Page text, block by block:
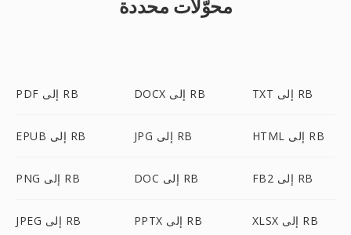
محوّلات محددة
PDF إلى RB DOCX إلى RB TXT إلى RB
EPUB إلى RB JPG إلى RB HTML إلى RB
PNG إلى RB DOC إلى RB FB2 إلى RB
JPEG إلى RB PPTX إلى RB XLSX إلى RB